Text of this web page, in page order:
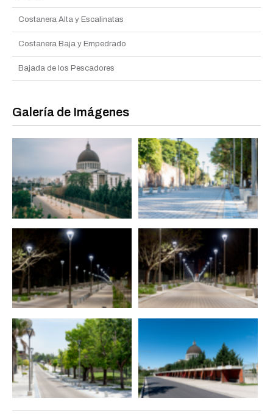
Costanera Alta y Escalinatas
Costanera Baja y Empedrado
Bajada de los Pescadores
Galería de Imágenes